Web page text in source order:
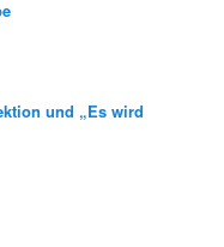
und „Es wird